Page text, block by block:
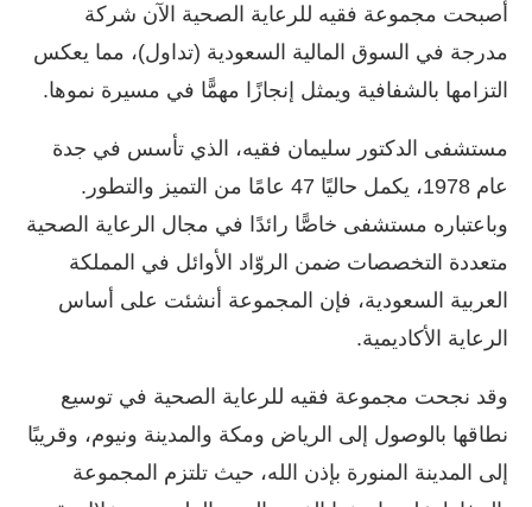
أصبحت مجموعة فقيه للرعاية الصحية الآن شركة
مدرجة في السوق المالية السعودية (تداول)، مما يعكس
التزامها بالشفافية ويمثل إنجازًا مهمًّا في مسيرة نموها.
مستشفى الدكتور سليمان فقيه، الذي تأسس في جدة
عام 1978، يكمل حاليًا 47 عامًا من التميز والتطور.
وباعتباره مستشفى خاصًّا رائدًا في مجال الرعاية الصحية
متعددة التخصصات ضمن الروّاد الأوائل في المملكة
العربية السعودية، فإن المجموعة أنشئت على أساس
الرعاية الأكاديمية.
وقد نجحت مجموعة فقيه للرعاية الصحية في توسيع
نطاقها بالوصول إلى الرياض ومكة والمدينة ونيوم، وقريبًا
إلى المدينة المنورة بإذن الله، حيث تلتزم المجموعة